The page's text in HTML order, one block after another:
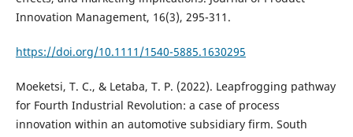
Innovation Management, 16(3), 295-311.
https://doi.org/10.1111/1540-5885.1630295
Moeketsi, T. C., & Letaba, T. P. (2022). Leapfrogging pathway
for Fourth Industrial Revolution: a case of process
innovation within an automotive subsidiary firm. South